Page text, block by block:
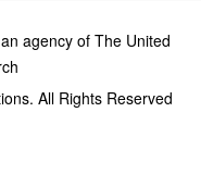
agency of The United
All Rights Reserved